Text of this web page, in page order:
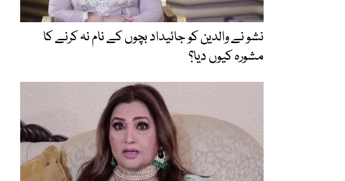
نشو نے والدین کو جائیداد بچوں کے نام نہ کرنے کا
مشورہ کیوں دیا؟